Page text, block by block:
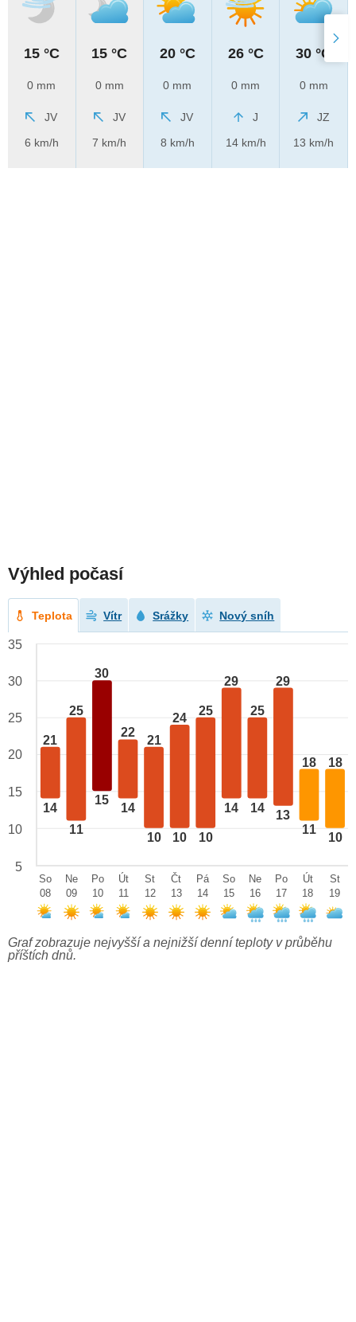
15 °C
0 mm
JV
6 km/h
15 °C
0 mm
JV
7 km/h
20 °C
0 mm
JV
8 km/h
26 °C
0 mm
J
14 km/h
30 °C
0 mm
JZ
13 km/h
Výhled počasí
Teplota Vítr Srážky Nový sníh
21
14
25
11
30
15
22
14
21
10
24
10
25
10
29
14
25
14
29
13
18
11
18
10
35
30
25
20
15
10
5
So
08
Ne
09
Po
10
Út
11
St
12
Čt
13
Pá
14
So
15
Ne
16
Po
17
Út
18
St
19
Graf zobrazuje nejvyšší a nejnižší denní teploty v průběhu
příštích dnů.